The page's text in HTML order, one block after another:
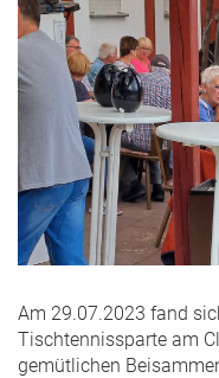
Am 29.07.2023 fand
Tischtennissparte am
gemütlichen